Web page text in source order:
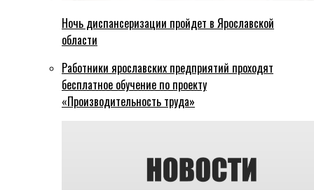
Ночь диспансеризации пройдет в Ярославской
области
Работники ярославских предприятий проходят
бесплатное обучение по проекту
«Производительность труда»